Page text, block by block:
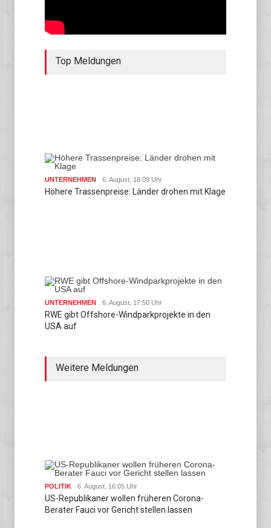
Top Meldungen
UNTERNEHMEN 6. August, 18:09 Uhr
Höhere Trassenpreise: Länder drohen mit Klage
UNTERNEHMEN 6. August, 17:50 Uhr
RWE gibt Offshore-Windparkprojekte in den
USA auf
Weitere Meldungen
POLITIK 6. August, 16:05 Uhr
US-Republikaner wollen früheren Corona-
Berater Fauci vor Gericht stellen lassen